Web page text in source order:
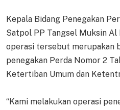
Kepala Bidang Penegakan
Satpol PP Tangsel Muksin Al
operasi tersebut merupakan
penegakan Perda Nomor 2
Ketertiban Umum dan
“Kami melakukan operasi